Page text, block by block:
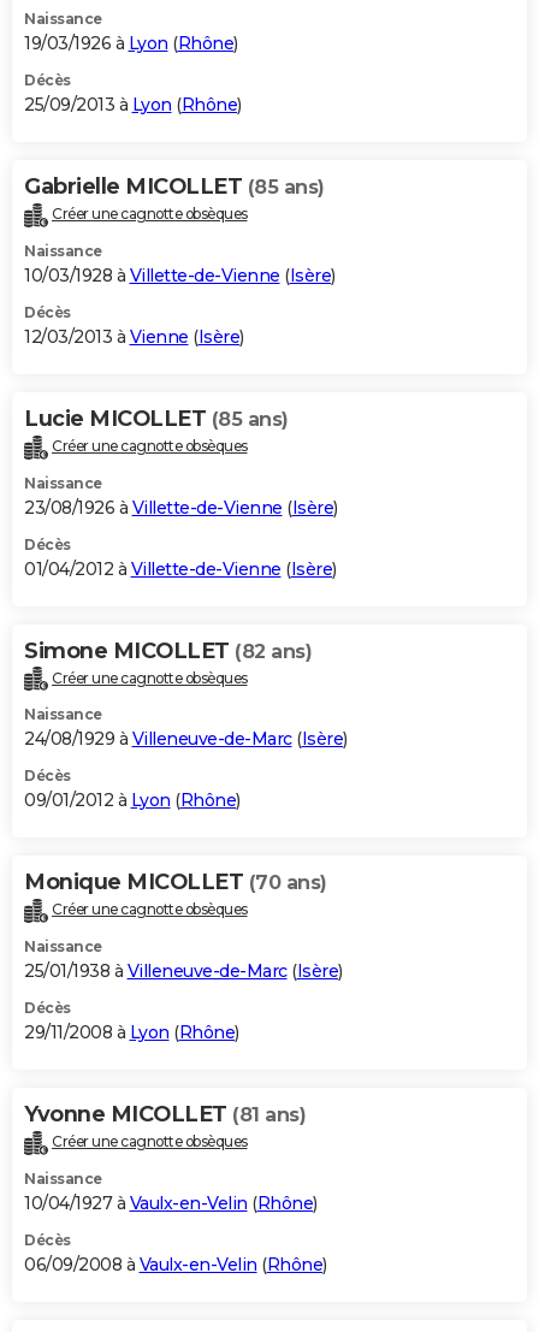
Naissance
19/03/1926 à Lyon (Rhône)
Décès
25/09/2013 à Lyon (Rhône)
Gabrielle MICOLLET (85 ans)
Créer une cagnotte obsèques
Naissance
10/03/1928 à Villette-de-Vienne (Isère)
Décès
12/03/2013 à Vienne (Isère)
Lucie MICOLLET (85 ans)
Créer une cagnotte obsèques
Naissance
23/08/1926 à Villette-de-Vienne (Isère)
Décès
01/04/2012 à Villette-de-Vienne (Isère)
Simone MICOLLET (82 ans)
Créer une cagnotte obsèques
Naissance
24/08/1929 à Villeneuve-de-Marc(Isère)
Décès
09/01/2012 à Lyon (Rhône)
Monique MICOLLET (70 ans)
Créer une cagnotte obsèques
Naissance
25/01/1938 à Villeneuve-de-Marc(Isère)
Décès
29/11/2008 à Lyon (Rhône)
Yvonne MICOLLET (81 ans)
Créer une cagnotte obsèques
Naissance
10/04/1927 à Vaulx-en-Velin (Rhône)
Décès
06/09/2008 à Vaulx-en-Velin (Rhône)